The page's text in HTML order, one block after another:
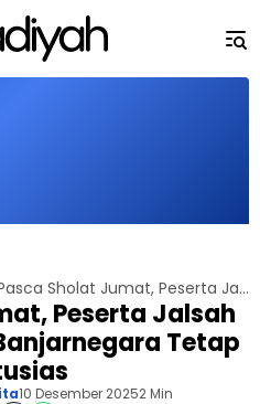
Pasca Sholat Jumat, Peserta Jalsah Salanah 2025 di Banjarnegara Tetap Antusias
Peserta Jalsah
Tetap
10 Desember 20252 Min